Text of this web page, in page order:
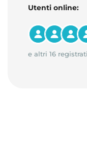
Utenti online:
e altri 16